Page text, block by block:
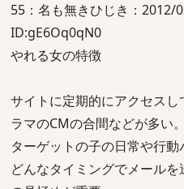
55：名も無きひじき：2012/
ID:gE6Oq0qN0
やれる女の特徴
サイトに定期的にアクセス
ラマのCMの合間などが多い。
ターゲットの子の日常や行動
どんなタイミングでメール